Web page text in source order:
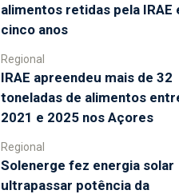
alimentos retidas pela IRAE
cinco anos
Regional
IRAE apreendeu mais de 32
toneladas de alimentos
2021 e 2025 nos Açores
Regional
Solenerge fez energia solar
ultrapassar potência da